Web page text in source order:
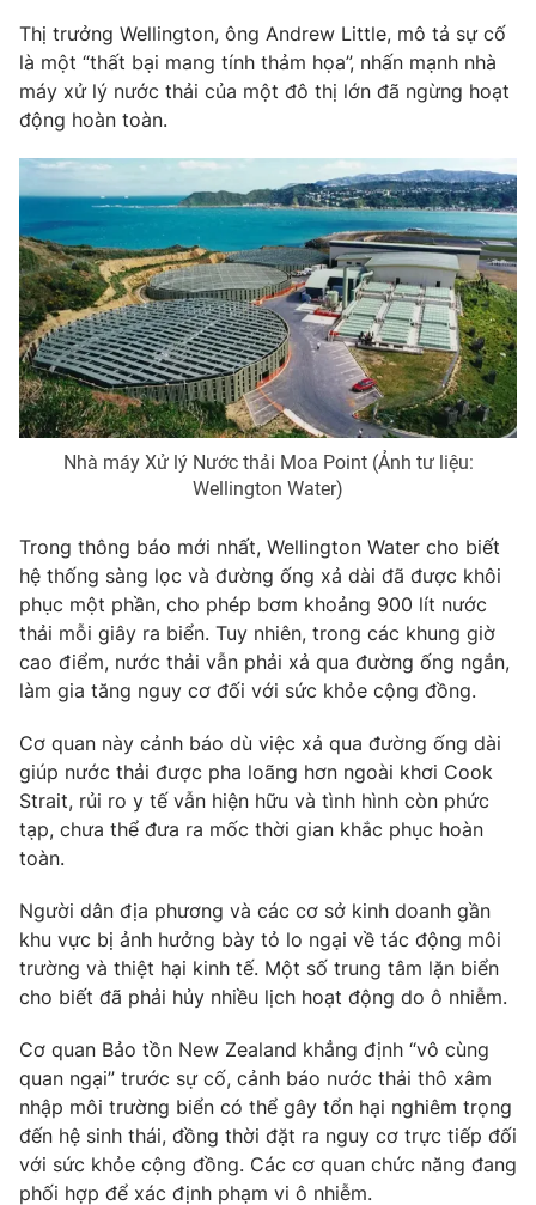
VTV9 VTV8
Liên hệ tòa soạn
THỜI BÁO VTV
Theo dõi báo trên
Cơ quan chủ quản:Đài Truyền hình Việt Nam
Cơ quan báo chí:Thời báo VTV
Giấy phép hoạt động báo in và báo điện tử số 483/GP-BTTTT
Tổng Biên tập: Vũ Thanh Thủy
Phó Tổng Biên tập:
Nguyễn Thị Mỹ Hạnh, Phạm Quốc Thắng,
Nguyễn Trọng Ninh
Tổng đài VTV: 024.38 355 931 - 024.38 355 932
Ðiện thoại Thời báo VTV: 024.66 897 897
Liên hệ quảng cáo:024-7300.7108
® Cấm sao chép dưới mọi hình thức nếu không có sự chấp
thuận bằng văn bản. Ghi rõ nguồn VTV.vn khi phát hành lại
thông tin từ website này.
Thị trưởng Wellington, ông Andrew Little, mô tả sự cố
là một “thất bại mang tính thảm họa”, nhấn mạnh nhà
máy xử lý nước thải của một đô thị lớn đã ngừng hoạt
động hoàn toàn.
Nhà máy Xử lý Nước thải Moa Point (Ảnh tư liệu:
Wellington Water)
Trong thông báo mới nhất, Wellington Water cho biết
hệ thống sàng lọc và đường ống xả dài đã được khôi
phục một phần, cho phép bơm khoảng 900 lít nước
thải mỗi giây ra biển. Tuy nhiên, trong các khung giờ
cao điểm, nước thải vẫn phải xả qua đường ống ngắn,
làm gia tăng nguy cơ đối với sức khỏe cộng đồng.
Cơ quan này cảnh báo dù việc xả qua đường ống dài
giúp nước thải được pha loãng hơn ngoài khơi Cook
Strait, rủi ro y tế vẫn hiện hữu và tình hình còn phức
tạp, chưa thể đưa ra mốc thời gian khắc phục hoàn
toàn.
Người dân địa phương và các cơ sở kinh doanh gần
khu vực bị ảnh hưởng bày tỏ lo ngại về tác động môi
trường và thiệt hại kinh tế. Một số trung tâm lặn biển
cho biết đã phải hủy nhiều lịch hoạt động do ô nhiễm.
Cơ quan Bảo tồn New Zealand khẳng định “vô cùng
quan ngại” trước sự cố, cảnh báo nước thải thô xâm
nhập môi trường biển có thể gây tổn hại nghiêm trọng
đến hệ sinh thái, đồng thời đặt ra nguy cơ trực tiếp đối
với sức khỏe cộng đồng. Các cơ quan chức năng đang
phối hợp để xác định phạm vi ô nhiễm.